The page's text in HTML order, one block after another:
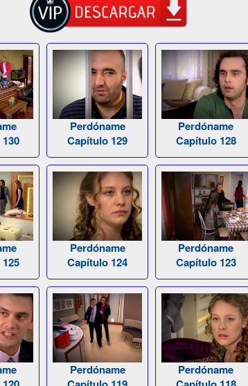
Perdóname
Capítulo 129
Perdóname
Capítulo 128
Perdóname
Capítulo 124
Perdóname
Capítulo 123
Perdóname
Perdóname